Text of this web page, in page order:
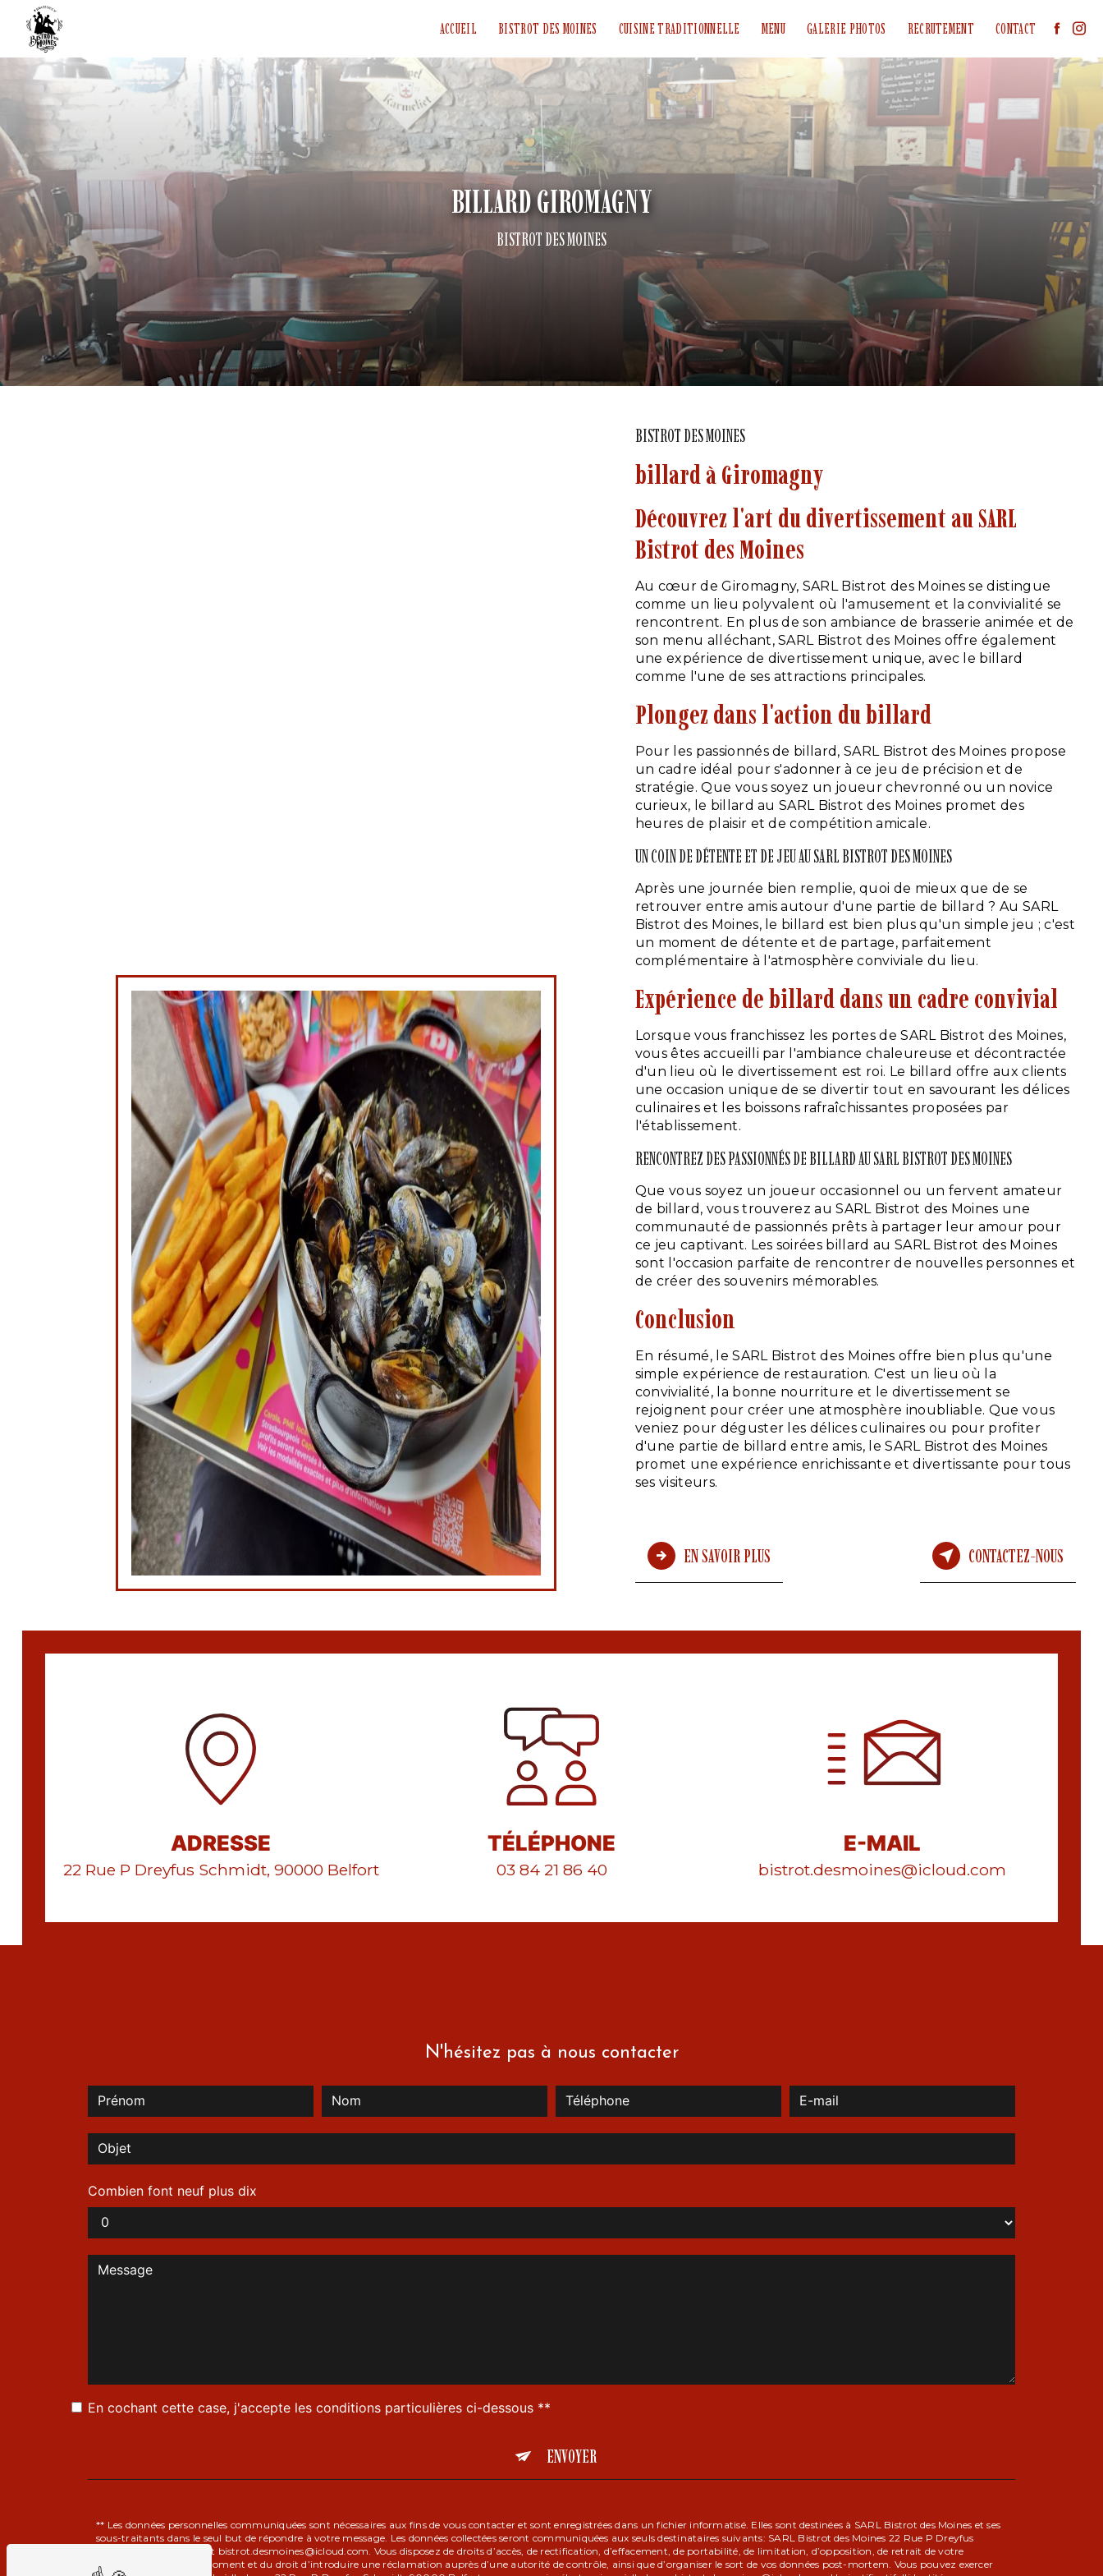
ACCUEIL BISTROT DES MOINES CUISINE TRADITIONNELLE MENU GALERIE PHOTOS RECRUTEMENT CONTACT
BILLARD GIROMAGNY
BISTROT DES MOINES
BISTROT DES MOINES
billard à Giromagny
Découvrez l'art du divertissement au SARL
Bistrot des Moines
Au cœur de Giromagny, SARL Bistrot des Moines se distingue
comme un lieu polyvalent où l'amusement et la convivialité se
rencontrent. En plus de son ambiance de brasserie animée et de
son menu alléchant, SARL Bistrot des Moines offre également
une expérience de divertissement unique, avec le billard
comme l'une de ses attractions principales.
Plongez dans l'action du billard
Pour les passionnés de billard, SARL Bistrot des Moines propose
un cadre idéal pour s'adonner à ce jeu de précision et de
stratégie. Que vous soyez un joueur chevronné ou un novice
curieux, le billard au SARL Bistrot des Moines promet des
heures de plaisir et de compétition amicale.
UN COIN DE DÉTENTE ET DE JEU AU SARL BISTROT DES MOINES
Après une journée bien remplie, quoi de mieux que de se
retrouver entre amis autour d'une partie de billard ? Au SARL
Bistrot des Moines, le billard est bien plus qu'un simple jeu ; c'est
un moment de détente et de partage, parfaitement
complémentaire à l'atmosphère conviviale du lieu.
Expérience de billard dans un cadre convivial
Lorsque vous franchissez les portes de SARL Bistrot des Moines,
vous êtes accueilli par l'ambiance chaleureuse et décontractée
d'un lieu où le divertissement est roi. Le billard offre aux clients
une occasion unique de se divertir tout en savourant les délices
culinaires et les boissons rafraîchissantes proposées par
l'établissement.
RENCONTREZ DES PASSIONNÉS DE BILLARD AU SARL BISTROT DES MOINES
Que vous soyez un joueur occasionnel ou un fervent amateur
de billard, vous trouverez au SARL Bistrot des Moines une
communauté de passionnés prêts à partager leur amour pour
ce jeu captivant. Les soirées billard au SARL Bistrot des Moines
sont l'occasion parfaite de rencontrer de nouvelles personnes et
de créer des souvenirs mémorables.
Conclusion
En résumé, le SARL Bistrot des Moines offre bien plus qu'une
simple expérience de restauration. C'est un lieu où la
convivialité, la bonne nourriture et le divertissement se
rejoignent pour créer une atmosphère inoubliable. Que vous
veniez pour déguster les délices culinaires ou pour profiter
d'une partie de billard entre amis, le SARL Bistrot des Moines
promet une expérience enrichissante et divertissante pour tous
ses visiteurs.
EN SAVOIR PLUS CONTACTEZ-NOUS
ADRESSE
22 Rue P Dreyfus Schmidt, 90000 Belfort
TÉLÉPHONE
03 84 21 86 40
E-MAIL
bistrot.desmoines@icloud.com
N'hésitez pas à nous contacter
Combien font neuf plus dix
En cochant cette case, j'accepte les conditions particulières ci-dessous **
ENVOYER
** Les données personnelles communiquées sont nécessaires aux fins de vous contacter et sont enregistrées dans un fichier informatisé. Elles sont destinées à SARL Bistrot des Moines et ses
sous-traitants dans le seul but de répondre à votre message. Les données collectées seront communiquées aux seuls destinataires suivants: SARL Bistrot des Moines 22 Rue P Dreyfus
Schmidt, 90000 Belfort bistrot.desmoines@icloud.com. Vous disposez de droits d’accès, de rectification, d’effacement, de portabilité, de limitation, d’opposition, de retrait de votre
consentement à tout moment et du droit d’introduire une réclamation auprès d’une autorité de contrôle, ainsi que d’organiser le sort de vos données post-mortem. Vous pouvez exercer
Panneau de gestion des cookies